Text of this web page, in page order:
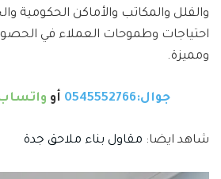
والفلل والمكاتب والأماكن الحكومية
احتياجات وطموحات العملاء في
ومميزة.
جوال:0545552766 أو واتساب:
شاهد ايضا: مقاول بناء ملاحق جدة